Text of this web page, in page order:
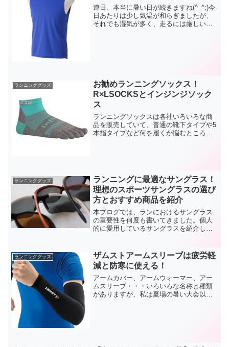
連日、本当に暑い日が続きますね(^_^;)今
日あたりは少し気温が和らぎましたが、
それでも湿気が多く、走るには厳しい季
ランニンググッズ
お勧めランニングソックス！
R×LSOCKSとインジンジソック
ス
ランニングソックスは各社いろいろな商
品を販売していて、普通の靴下タイプや5
本指タイプなど何を履くか悩むところで
ランニンググッズ
ランニングに最適なサングラス！
理想のスポーツサングラスの選び
方とおすすめ商品を紹介
本ブログでは、ランにおけるサングラス
の重要性を何度も書いてきました。個人
的に愛用しているサングラスを紹介して
かったな～、と思ったので今回まとめよ
うと思います。最初にまと...
ランニンググッズ
ザムストアームスリーブは疲労軽
減と防寒に使える！
アームカバー、アームウォーマー、アー
ムスリーブ・・・いろいろな名称と種類
がありますが、私は夏場の暑い大会以外